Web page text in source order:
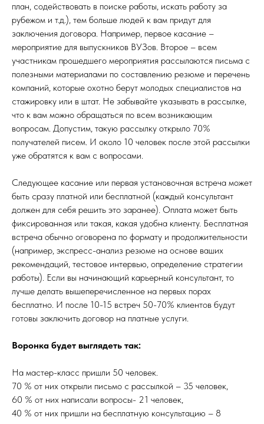
план, содействовать в поиске работы, искать работу за
рубежом и т.д.), тем больше людей к вам придут для
заключения договора. Например, первое касание –
мероприятие для выпускников ВУЗов. Второе – всем
участникам прошедшего мероприятия рассылаются письма с
полезными материалами по составлению резюме и перечень
компаний, которые охотно берут молодых специалистов на
стажировку или в штат. Не забывайте указывать в рассылке,
что к вам можно обращаться по всем возникающим
вопросам. Допустим, такую рассылку открыло 70%
получателей писем. И около 10 человек после этой рассылки
уже обратятся к вам с вопросами.
Следующее касание или первая установочная встреча может
быть сразу платной или бесплатной (каждый консультант
должен для себя решить это заранее). Оплата может быть
фиксированная или такая, какая удобна клиенту. Бесплатная
встреча обычно оговорена по формату и продолжительности
(например, экспресс-анализ резюме на основе ваших
рекомендаций, тестовое интервью, определение стратегии
работы). Если вы начинающий карьерный консультант, то
лучше делать вышеперечисленное на первых порах
бесплатно. И после 10-15 встреч 50-70% клиентов будут
готовы заключить договор на платные услуги.
Воронка будет выглядеть так:
На мастер-класс пришли 50 человек.
70 % от них открыли письмо с рассылкой – 35 человек,
60 % от них написали вопросы- 21 человек,
40 % от них пришли на бесплатную консультацию – 8